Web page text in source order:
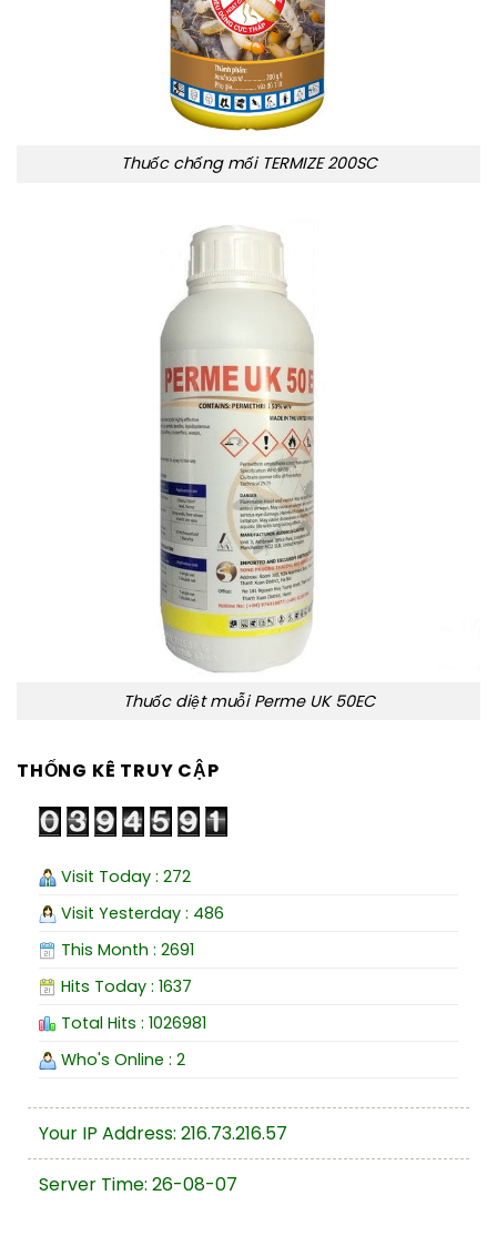
Thuốc chống mối TERMIZE 200SC
Thuốc diệt muỗi Perme UK 50EC
THỐNG KÊ TRUY CẬP
Visit Today : 272
Visit Yesterday : 486
This Month : 2691
Hits Today : 1637
Total Hits : 1026981
Who's Online : 2
Your IP Address: 216.73.216.57
Server Time: 26-08-07